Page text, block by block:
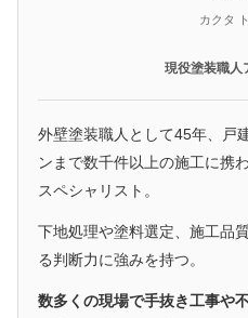
カクタ
現役塗装職人
外壁塗装職人として45年、戸
ンまで数千件以上の施工に携
スペシャリスト。
下地処理や塗料選定、施工品
る判断力に強みを持つ。
数多くの現場で手抜き工事や